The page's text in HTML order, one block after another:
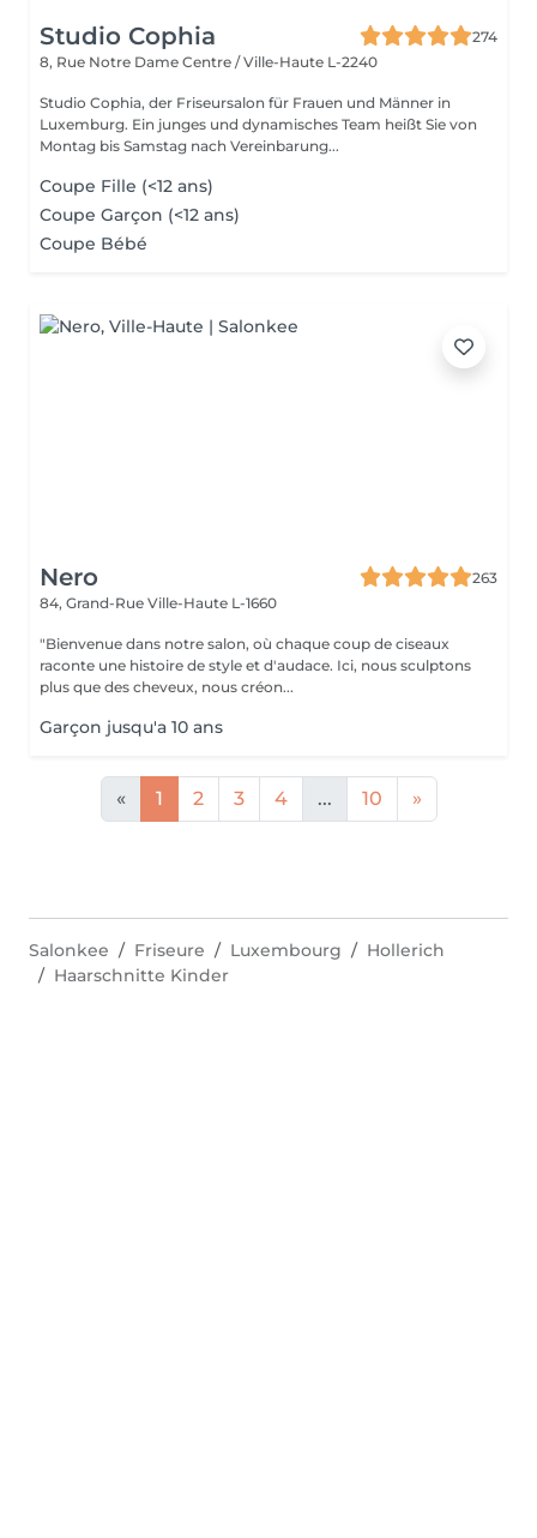
Studio Cophia
274
8, Rue Notre Dame Centre / Ville-Haute L-2240
Studio Cophia, der Friseursalon für Frauen und Männer in
Luxemburg. Ein junges und dynamisches Team heißt Sie von
Montag bis Samstag nach Vereinbarung...
Coupe Fille (<12 ans)
Coupe Garçon (<12 ans)
Coupe Bébé
Nero
263
84, Grand-Rue Ville-Haute L-1660
"Bienvenue dans notre salon, où chaque coup de ciseaux
raconte une histoire de style et d'audace. Ici, nous sculptons
plus que des cheveux, nous créon...
Garçon jusqu'a 10 ans
« 1 2 3 4 ... 10 »
Salonkee Friseure Luxembourg
Hollerich
Haarschnitte Kinder